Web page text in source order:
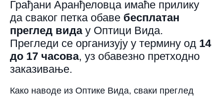
Грађани Аранђеловца имаће прилику
да сваког петка обаве бесплатан
преглед видау Оптици Вида.
Прегледи се организују у термину од 14
до 17 часова, уз обавезно претходно
заказивање.
Како наводе из Оптике Вида, сваки преглед